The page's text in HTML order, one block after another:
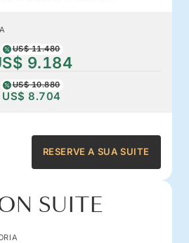
US$ 11.480
9.184
US$ 10.880
US$ 8.704
RESERVE A SUA SUITE
SUITE